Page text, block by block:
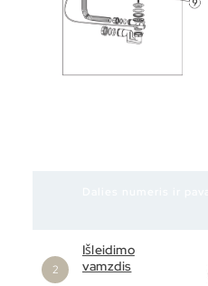
Išleidimo
vamzdis